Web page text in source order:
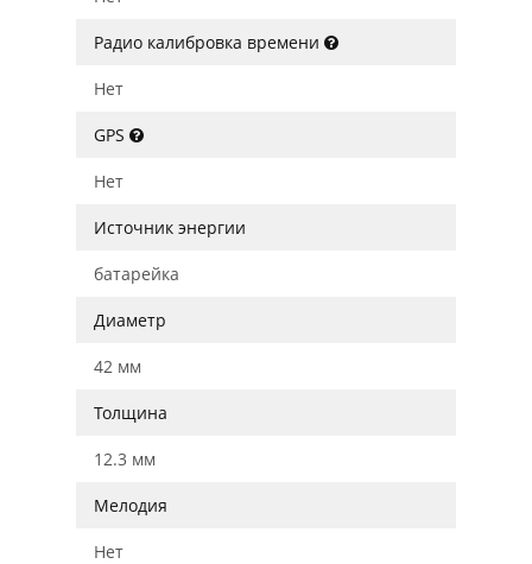
Радио калибровка времени
Нет
GPS
Нет
Источник энергии
батарейка
Диаметр
42 мм
Толщина
12.3 мм
Мелодия
Нет